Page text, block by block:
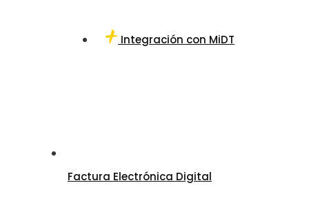
Integración con MiDT
Factura Electrónica Digital